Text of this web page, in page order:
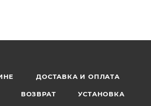
ДОСТАВКА И ОПЛАТА
ВОЗВРАТ УСТАНОВКА